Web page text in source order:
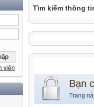
viên
Tìm kiếm thông
Bạn
Trang